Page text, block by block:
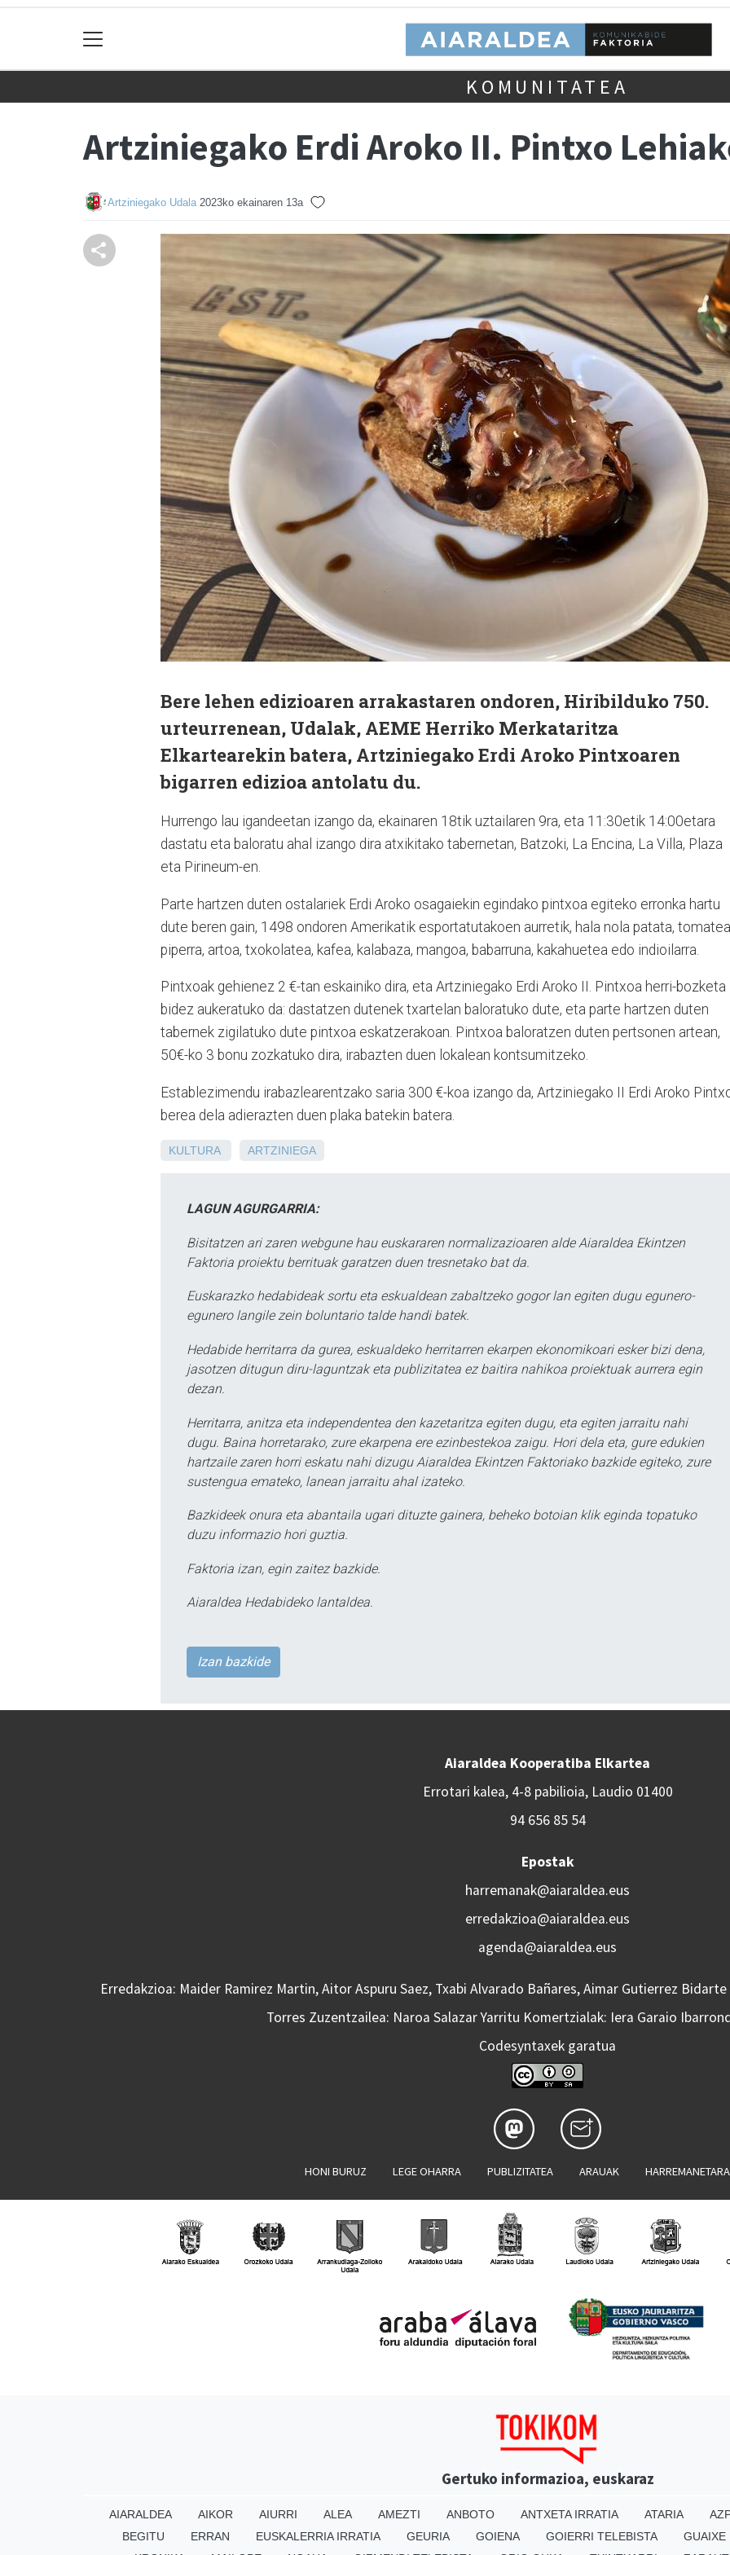
KOMUNITATEA
Artziniegako Erdi Aroko II. Pintxo
Artziniegako Udala 2023ko ekainaren 13a
Bere lehen edizioaren arrakastaren ondoren, Hiribilduko 750.
urteurrenean, Udalak, AEME Herriko Merkataritza
Elkartearekin batera, Artziniegako Erdi Aroko Pintxoaren
bigarren edizioa antolatu du.
Hurrengo lau igandeetan izango da, ekainaren 18tik uztailaren 9ra, eta 11:30etik 14:00etara
dastatu eta baloratu ahal izango dira atxikitako tabernetan, Batzoki, La Encina, La Villa, Plaza
eta Pirineum-en.
Parte hartzen duten ostalariek Erdi Aroko osagaiekin egindako pintxoa egiteko erronka hartu
dute beren gain, 1498 ondoren Amerikatik esportatutakoen aurretik, hala nola patata,
piperra, artoa, txokolatea, kafea, kalabaza, mangoa, babarruna, kakahuetea edo indioilarra.
Pintxoak gehienez 2 €-tan eskainiko dira, eta Artziniegako Erdi Aroko II. Pintxoa herri-bozketa
bidez aukeratuko da: dastatzen dutenek txartelan baloratuko dute, eta parte hartzen duten
tabernek zigilatuko dute pintxoa eskatzerakoan. Pintxoa baloratzen duten pertsonen artean,
50€-ko 3 bonu zozkatuko dira, irabazten duen lokalean kontsumitzeko.
Establezimendu irabazlearentzako saria 300 €-koa izango da, Artziniegako II Erdi Aroko
berea dela adierazten duen plaka batekin batera.
KULTURA ARTZINIEGA
LAGUN AGURGARRIA:
Bisitatzen ari zaren webgune hau euskararen normalizazioaren alde Aiaraldea Ekintzen
Faktoria proiektu berrituak garatzen duen tresnetako bat da.
Euskarazko hedabideak sortu eta eskualdean zabaltzeko gogor lan egiten dugu egunero-
egunero langile zein boluntario talde handi batek.
Hedabide herritarra da gurea, eskualdeko herritarren ekarpen ekonomikoari esker bizi dena,
jasotzen ditugun diru-laguntzak eta publizitatea ez baitira nahikoa proiektuak aurrera egin
dezan.
Herritarra, anitza eta independentea den kazetaritza egiten dugu, eta egiten jarraitu nahi
dugu. Baina horretarako, zure ekarpena ere ezinbestekoa zaigu. Hori dela eta, gure edukien
hartzaile zaren horri eskatu nahi dizugu Aiaraldea Ekintzen Faktoriako bazkide egiteko, zure
sustengua emateko, lanean jarraitu ahal izateko.
Bazkideek onura eta abantaila ugari dituzte gainera, beheko botoian klik eginda topatuko
duzu informazio hori guztia.
Faktoria izan, egin zaitez bazkide.
Aiaraldea Hedabideko lantaldea.
Izan bazkide
Aiaraldea Kooperatiba Elkartea
Errotari kalea, 4-8 pabilioia, Laudio 01400
94 656 85 54
Epostak
harremanak@aiaraldea.eus
erredakzioa@aiaraldea.eus
agenda@aiaraldea.eus
Erredakzioa: Maider Ramirez Martin, Aitor Aspuru Saez, Txabi Alvarado Bañares, Aimar Gutierrez
Torres Zuzentzailea: Naroa Salazar Yarritu Komertzialak: Iera Garaio
Codesyntaxek garatua
HONI BURUZ LEGE OHARRA PUBLIZITATEA ARAUAK
Gertuko informazioa, euskaraz
AIARALDEA AIKOR AIURRI ALEA AMEZTI ANBOTO ANTXETA IRRATIA ATARIA
BEGITU
ERRAN EUSKALERRIA IRRATIA GEURIA GOIENA GOIERRI TELEBISTA
GUAIXE